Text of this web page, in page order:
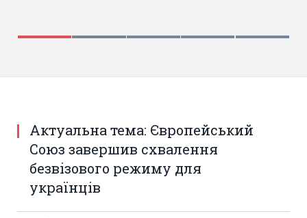
Актуальна тема: Європейський
Союз завершив схвалення
безвізового режиму для
українців